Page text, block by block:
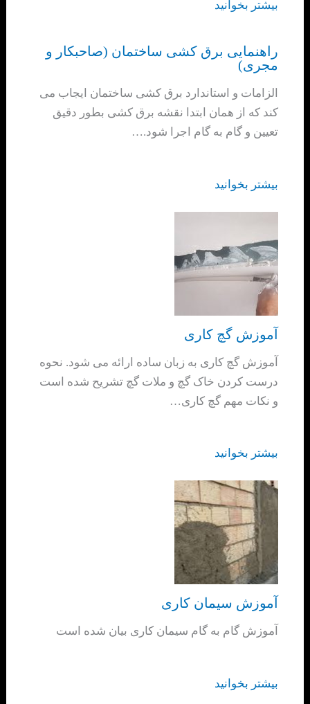
بیشتر بخوانید
راهنمایی برق کشی ساختمان (صاحبکار و
مجری)
الزامات و استاندارد برق کشی ساختمان ایجاب می
کند که از همان ابتدا نقشه برق کشی بطور دقیق
تعیین و گام به گام اجرا شود.…
بیشتر بخوانید
آموزش گچ کاری
آموزش گچ کاری به زبان ساده ارائه می شود. نحوه
درست کردن خاک گچ و ملات گچ تشریح شده است
و نکات مهم گچ کاری…
بیشتر بخوانید
آموزش سیمان کاری
آموزش گام به گام سیمان کاری بیان شده است
بیشتر بخوانید